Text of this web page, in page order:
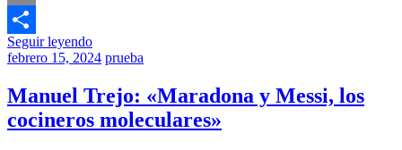
Email
Compartir
Seguir leyendo
febrero 15, 2024 prueba
Manuel Trejo: «Maradona y Messi, los
cocineros moleculares»